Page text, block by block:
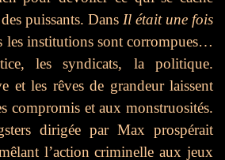
puissants. Dans Il était une fois
les institutions sont corrompues…
les syndicats, la politique.
et les rêves de grandeur laissent
compromis et aux monstruosités.
dirigée par Max prospérait
l’action criminelle aux jeux